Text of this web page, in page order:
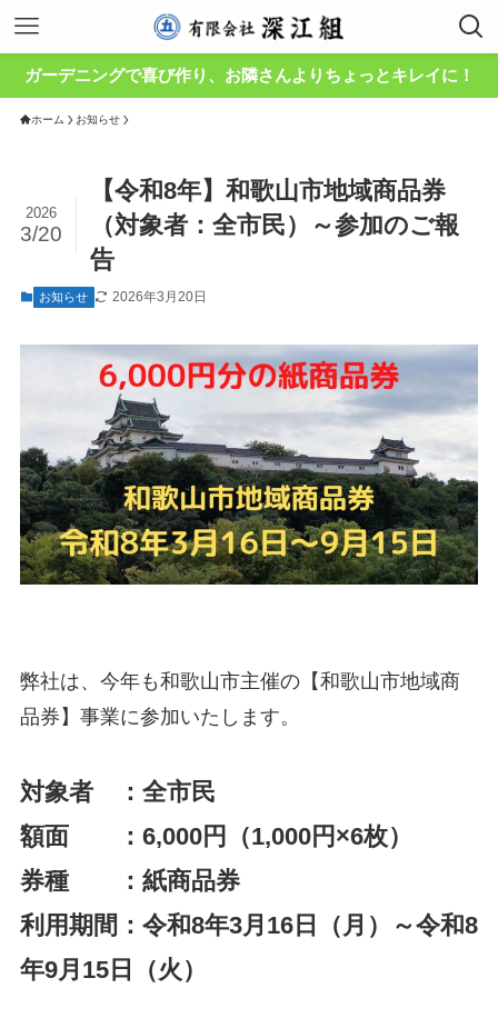
ガーデニングで喜び作り、お隣さんよりちょっとキレイに！
ホーム お知らせ
【令和8年】和歌山市地域商品券
（対象者：全市民）～参加のご報
告
2026
3/20
お知らせ 2026年3月20日
弊社は、今年も和歌山市主催の【和歌山市地域商
品券】事業に参加いたします。
対象者 ：全市民
額面 ：6,000円（1,000円×6枚）
券種 ：紙商品券
利用期間：令和8年3月16日（月）～令和8
年9月15日（火）